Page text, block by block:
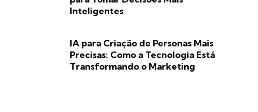
Inteligentes
IA para Criação de Personas Mais
Precisas: Como a Tecnologia Está
Transformando o Marketing